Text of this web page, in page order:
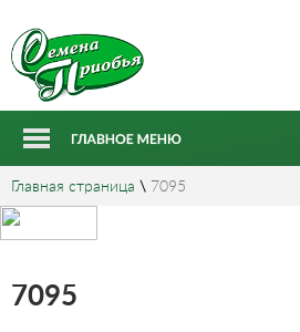
Главная страница \ 7095
7095